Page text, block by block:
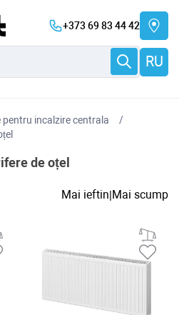
+373 69 83 44 42
RU
pentru incalzire centrala
de oțel
Mai ieftin|Mai scump